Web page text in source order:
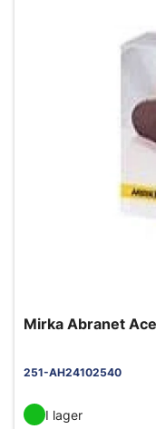
Mirka Abranet
251-AH24102540
I lager